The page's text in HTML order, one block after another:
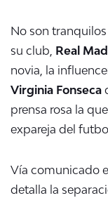
No son
su club, Real
novia, la
Virginia Fonseca
prensa rosa la
expareja del
Vía comunicado
detalla la